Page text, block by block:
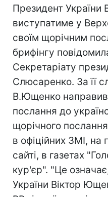
Президент України
виступатиме у
своїм щорічним
брифінгу
Секретаріату
Слюсаренко. За її
В.Ющенко
послання до
щорічного
в офіційних ЗМІ, на
сайті, в газетах
кур'єр". "Це
України Віктор